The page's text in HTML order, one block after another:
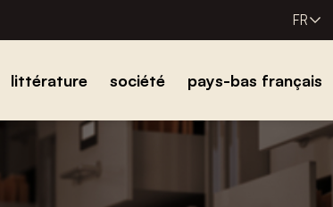
FR
littérature société pays-bas français